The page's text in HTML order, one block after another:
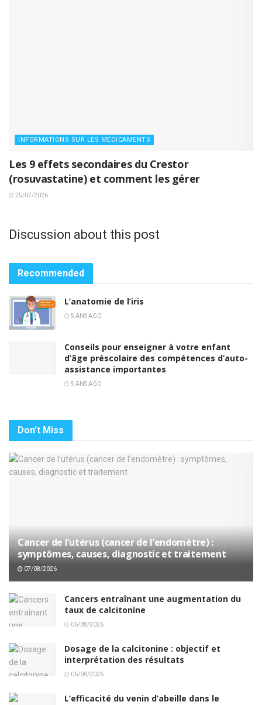
INFORMATIONS SUR LES MÉDICAMENTS
Les 9 effets secondaires du Crestor
(rosuvastatine) et comment les gérer
25/07/2026
Discussion about this post
Recommended
L’anatomie de l’iris
5 ANS AGO
Conseils pour enseigner à votre enfant
d’âge préscolaire des compétences d’auto-
assistance importantes
5 ANS AGO
Don't Miss
Cancer de l’utérus (cancer de l’endomètre) :
symptômes, causes, diagnostic et traitement
07/08/2026
Cancers entraînant une augmentation du
taux de calcitonine
06/08/2026
Dosage de la calcitonine : objectif et
interprétation des résultats
06/08/2026
L’efficacité du venin d’abeille dans le